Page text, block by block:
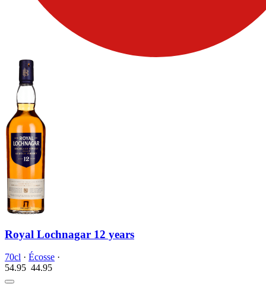
Royal Lochnagar 12 years
70cl · Écosse ·
54.95 44.95